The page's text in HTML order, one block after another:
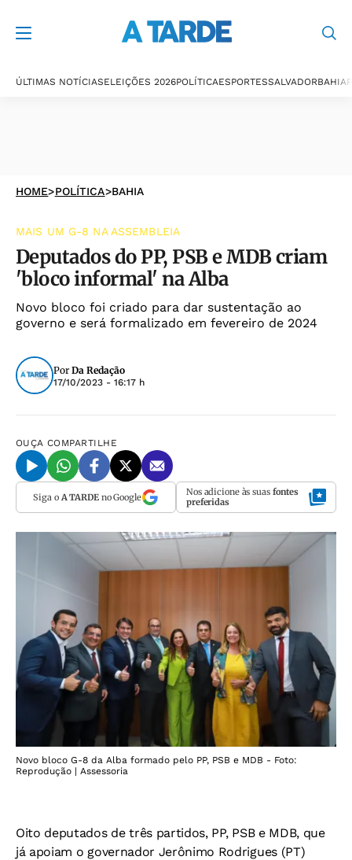
ÚLTIMAS NOTÍCIASELEIÇÕES 2026POLÍTICAESPORTESSALVADORBAHIA
HOME>POLÍTICA>BAHIA
MAIS UM G-8 NA ASSEMBLEIA
Deputados do PP, PSB e MDB criam
'bloco informal' na Alba
Novo bloco foi criado para dar sustentação ao
governo e será formalizado em fevereiro de 2024
Por Da Redação
17/10/2023 - 16:17 h
OUÇA COMPARTILHE
Siga o A TARDEno Google Nos adicione às suas fontes
preferidas
Novo bloco G-8 da Alba formado pelo PP, PSB e MDB - Foto:
Reprodução | Assessoria
Oito deputados de três partidos, PP, PSB e MDB, que
já apoiam o governador Jerônimo Rodrigues (PT)